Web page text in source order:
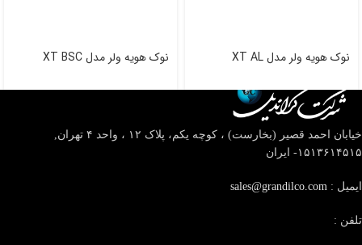
نوک هویه ولر مدل XT AL نوک هویه ولر مدل XT BSC
خیابان احمد قصیر (بخارست) ، کوچه یکم، پلاک ۱۲ ، واحد ۴
تهران,
۱۵۱۳۶۱۴۵۱۵- ایران
ایمیل : sales@grandilco.com
تلفن :